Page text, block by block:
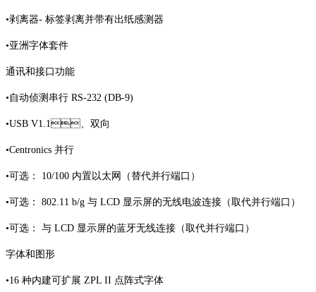
•剥离器- 标签剥离并带有出纸感测器
•亚洲字体套件
通讯和接口功能
•自动侦测串行 RS-232 (DB-9)
•USB V1.1、双向
•Centronics 并行
•可选： 10/100 内置以太网（替代并行端口）
•可选： 802.11 b/g 与 LCD 显示屏的无线电波连接（取代并行端口）
•可选： 与 LCD 显示屏的蓝牙无线连接（取代并行端口）
字体和图形
•16 种内建可扩展 ZPL II 点阵式字体